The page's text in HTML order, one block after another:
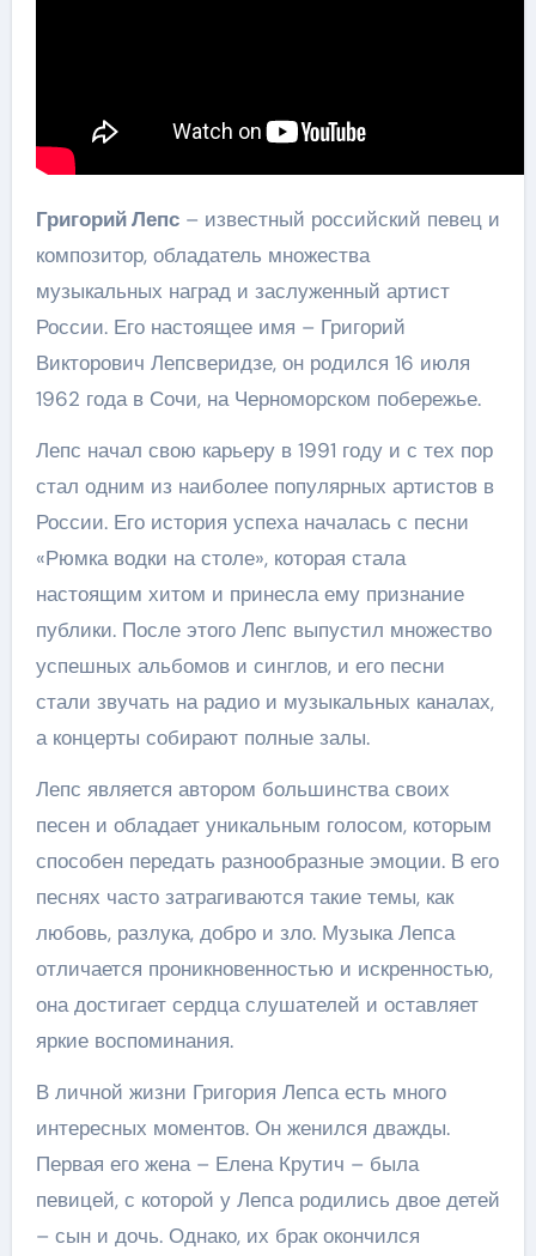
Григорий Лепс– известный российский певец и
композитор, обладатель множества
музыкальных наград и заслуженный артист
России. Его настоящее имя – Григорий
Викторович Лепсверидзе, он родился 16 июля
1962 года в Сочи, на Черноморском побережье.
Лепс начал свою карьеру в 1991 году и с тех пор
стал одним из наиболее популярных артистов в
России. Его история успеха началась с песни
«Рюмка водки на столе», которая стала
настоящим хитом и принесла ему признание
публики. После этого Лепс выпустил множество
успешных альбомов и синглов, и его песни
стали звучать на радио и музыкальных каналах,
а концерты собирают полные залы.
Лепс является автором большинства своих
песен и обладает уникальным голосом, которым
способен передать разнообразные эмоции. В его
песнях часто затрагиваются такие темы, как
любовь, разлука, добро и зло. Музыка Лепса
отличается проникновенностью и искренностью,
она достигает сердца слушателей и оставляет
яркие воспоминания.
В личной жизни Григория Лепса есть много
интересных моментов. Он женился дважды.
Первая его жена – Елена Крутич – была
певицей, с которой у Лепса родились двое детей
– сын и дочь. Однако, их брак окончился